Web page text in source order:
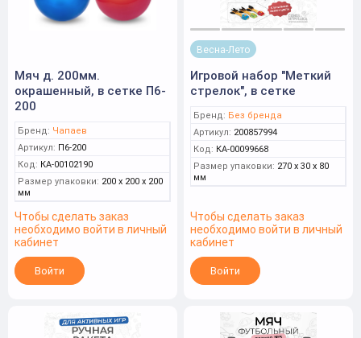
Мяч д. 200мм.
окрашенный, в сетке П6-
200
Бренд: Чапаев
Артикул: П6-200
Код: КА-00102190
Размер упаковки: 200 x 200 x 200
мм
Чтобы сделать заказ
необходимо войти в личный
кабинет
Войти
Весна-Лето
Игровой набор "Меткий
стрелок", в сетке
Бренд: Без бренда
Артикул: 200857994
Код: КА-00099668
Размер упаковки: 270 x 30 x 80
мм
Чтобы сделать заказ
необходимо войти в личный
кабинет
Войти